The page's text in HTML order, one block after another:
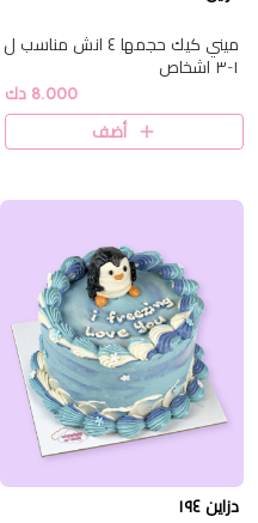
ميني كيك حجمها ٤ انش مناسب ل
١-٣ اشخاص
8.000 دك
أضف
دزاين ١٩٤